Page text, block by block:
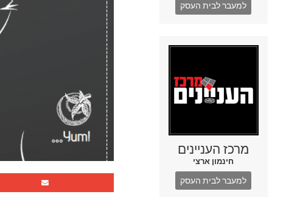
למעבר לבית העסק
מרכז העניינים
חינמון ארצי
למעבר לבית העסק